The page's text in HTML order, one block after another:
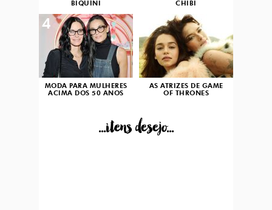
BIQUÍNI CHIBI
MODA PARA MULHERES
ACIMA DOS 50 ANOS
4
AS ATRIZES DE GAME
OF THRONES
...itens desejo...